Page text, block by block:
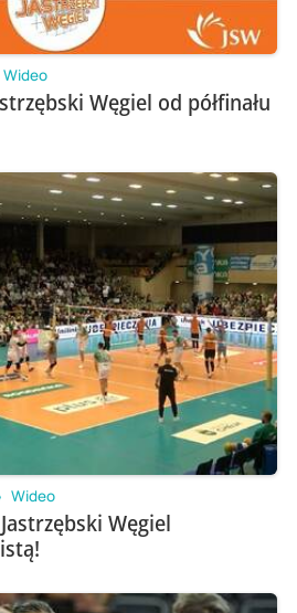
Wideo
Węgiel od półfinału
Wideo
Węgiel